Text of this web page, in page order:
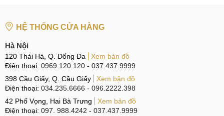
Hotline:096.2222.398
CN 3:
Hotline:0338.424242
Tại TP Hồ Chí Minh
CN 4:123 Trần Quang Khải, Quận 1
HỆ THỐNG CỬA HÀNG
Hà Nội
120 Thái Hà, Q. Đống Đa
Xem bản đồ
Điện thoại: 0969.120.120 - 037.437.9999
398 Cầu Giấy, Q. Cầu Giấy
Xem bản đồ
Điện thoại: 034.235.6666 - 096.2222.398
42 Phố Vọng, Hai Bà Trưng
Xem bản đồ
Điện thoại: 097. 988.4242 - 037.437.9999